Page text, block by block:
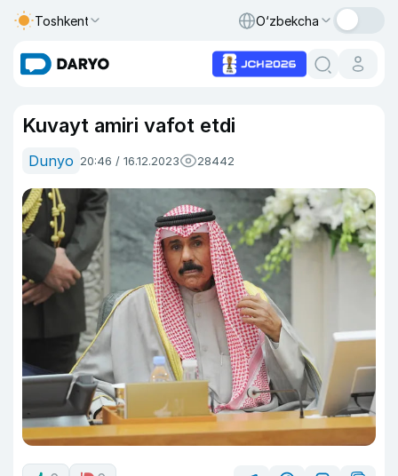
Toshkent O‘zbekcha
Kuvayt amiri vafot etdi
Dunyo 20:46 / 16.12.2023 28442